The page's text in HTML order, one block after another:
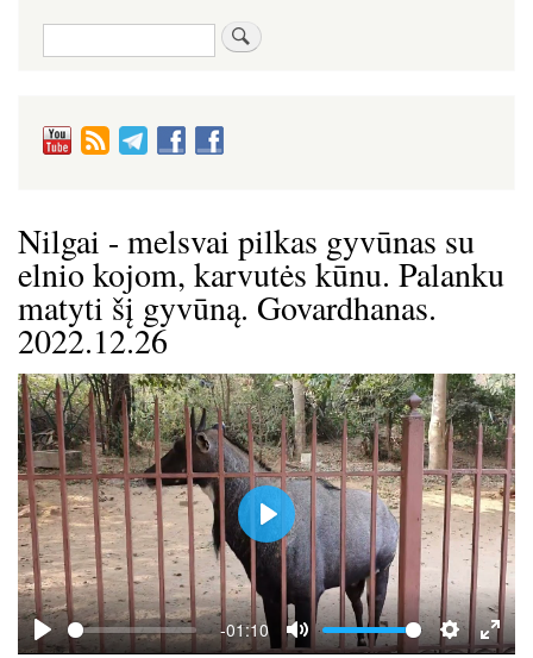
Nilgai - melsvai pilkas gyvūnas su
elnio kojom, karvutės kūnu. Palanku
matyti šį gyvūną. Govardhanas.
2022.12.26
-01:10
P
y
Paieška